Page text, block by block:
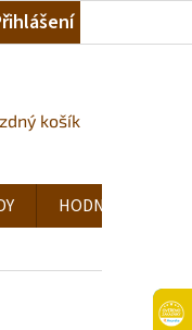
TIPY A RADY
košík
HODNOCENÍ